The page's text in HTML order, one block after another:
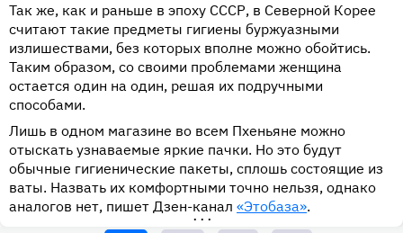
Так же, как и раньше в эпоху СССР, в Северной Корее
считают такие предметы гигиены буржуазными
излишествами, без которых вполне можно обойтись.
Таким образом, со своими проблемами женщина
остается один на один, решая их подручными
способами.
Лишь в одном магазине во всем Пхеньяне можно
отыскать узнаваемые яркие пачки. Но это будут
обычные гигиенические пакеты, сплошь состоящие из
ваты. Назвать их комфортными точно нельзя, однако
аналогов нет, пишет Дзен-канал «Этобаза».
•••